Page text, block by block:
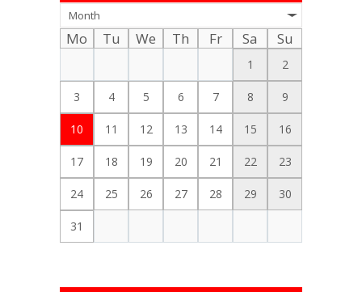
Month
Mo Tu We Th Fr Sa Su
1 2
3 4 5 6 7 8 9
10 11 12 13 14 15 16
17 18 19 20 21 22 23
24 25 26 27 28 29 30
31